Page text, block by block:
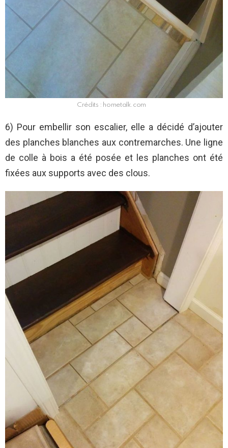
Crédits : hometalk.com
6) Pour embellir son escalier, elle a décidé d’ajouter
des planches blanches aux contremarches. Une ligne
de colle à bois a été posée et les planches ont été
fixées aux supports avec des clous.